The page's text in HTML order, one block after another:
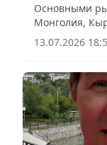
масла
Основными
Монголия,
vapress.kz.
13.07.2026